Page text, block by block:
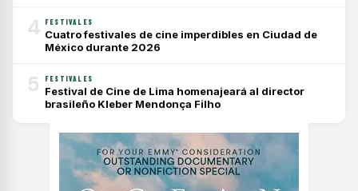
4 FESTIVALES
Cuatro festivales de cine imperdibles en Ciudad de
México durante 2026
5 FESTIVALES
Festival de Cine de Lima homenajeará al director
brasileño Kleber Mendonça Filho